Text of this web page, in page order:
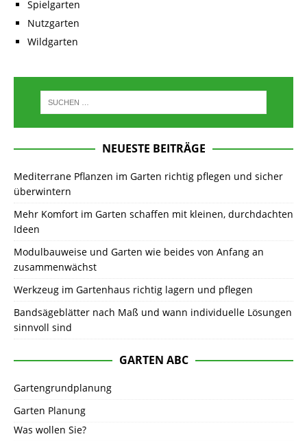
Spielgarten
Nutzgarten
Wildgarten
NEUESTE BEITRÄGE
Mediterrane Pflanzen im Garten richtig pflegen und sicher
überwintern
Mehr Komfort im Garten schaffen mit kleinen, durchdachten
Ideen
Modulbauweise und Garten wie beides von Anfang an
zusammenwächst
Werkzeug im Gartenhaus richtig lagern und pflegen
Bandsägeblätter nach Maß und wann individuelle Lösungen
sinnvoll sind
GARTEN ABC
Gartengrundplanung
Garten Planung
Was wollen Sie?